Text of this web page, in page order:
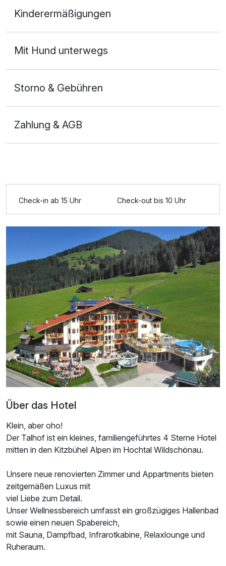
2 Erwachsene
p.P. ab255,00 €
Familienzimmer
2 Erwachsene und 2 Kinder
Ausstattung
Zusatznächte
Kinderermäßigungen
Mit Hund unterwegs
Storno & Gebühren
Zahlung & AGB
Check-in ab 15 Uhr Check-out bis 10 Uhr
Über das Hotel
Klein, aber oho!
Der Talhof ist ein kleines, familiengeführtes 4 Sterne Hotel
mitten in den Kitzbühel Alpen im Hochtal Wildschönau.
Unsere neue renovierten Zimmer und Appartments bieten
zeitgemäßen Luxus mit
viel Liebe zum Detail.
Unser Wellnessbereich umfasst ein großzügiges Hallenbad
sowie einen neuen Spabereich,
mit Sauna, Dampfbad, Infrarotkabine, Relaxlounge und
Ruheraum.